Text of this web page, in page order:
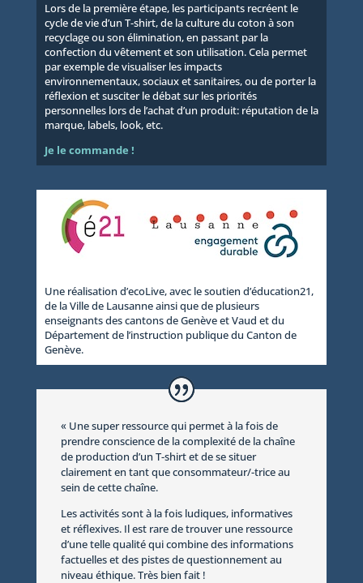
Lors de la première étape, les participants recréent le
cycle de vie d’un T-shirt, de la culture du coton à son
recyclage ou son élimination, en passant par la
confection du vêtement et son utilisation. Cela permet
par exemple de visualiser les impacts
environnementaux, sociaux et sanitaires, ou de porter la
réflexion et susciter le débat sur les priorités
personnelles lors de l’achat d’un produit: réputation de la
marque, labels, look, etc.
Je le commande !
Une réalisation d’ecoLive, avec le soutien d’éducation21,
de la Ville de Lausanne ainsi que de plusieurs
enseignants des cantons de Genève et Vaud et du
Département de l’instruction publique du Canton de
Genève.
« Une super ressource qui permet à la fois de
prendre conscience de la complexité de la chaîne
de production d’un T-shirt et de se situer
clairement en tant que consommateur/-trice au
sein de cette chaîne.
Les activités sont à la fois ludiques, informatives
et réflexives. Il est rare de trouver une ressource
d’une telle qualité qui combine des informations
factuelles et des pistes de questionnement au
niveau éthique. Très bien fait !